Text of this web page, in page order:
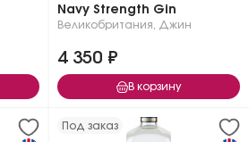
Navy Strength Gin
Великобритания Джин
4 350 ₽
В корзину
Под заказ